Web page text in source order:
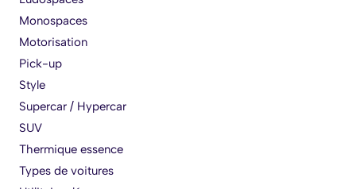
Monospaces
Motorisation
Pick-up
Style
Supercar / Hypercar
SUV
Thermique essence
Types de voitures